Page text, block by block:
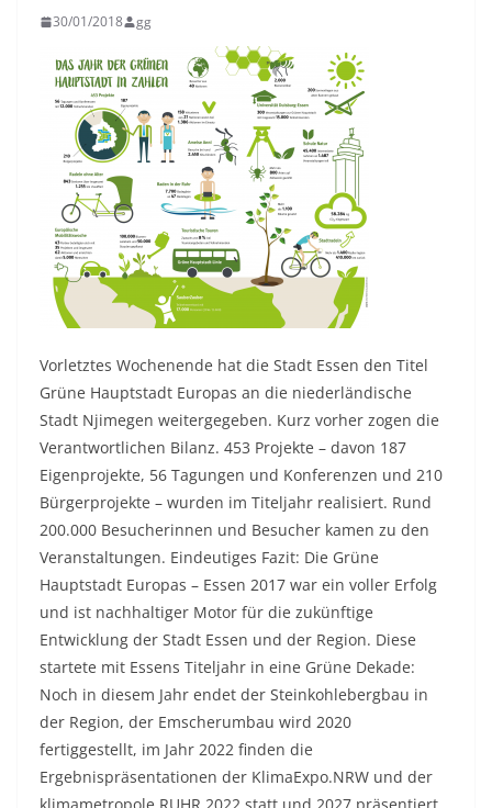
30/01/2018 gg
Vorletztes Wochenende hat die Stadt Essen den Titel
Grüne Hauptstadt Europas an die niederländische
Stadt Njimegen weitergegeben. Kurz vorher zogen die
Verantwortlichen Bilanz. 453 Projekte – davon 187
Eigenprojekte, 56 Tagungen und Konferenzen und 210
Bürgerprojekte – wurden im Titeljahr realisiert. Rund
200.000 Besucherinnen und Besucher kamen zu den
Veranstaltungen. Eindeutiges Fazit: Die Grüne
Hauptstadt Europas – Essen 2017 war ein voller Erfolg
und ist nachhaltiger Motor für die zukünftige
Entwicklung der Stadt Essen und der Region. Diese
startete mit Essens Titeljahr in eine Grüne Dekade:
Noch in diesem Jahr endet der Steinkohlebergbau in
der Region, der Emscherumbau wird 2020
fertiggestellt, im Jahr 2022 finden die
Ergebnispräsentationen der KlimaExpo.NRW und der